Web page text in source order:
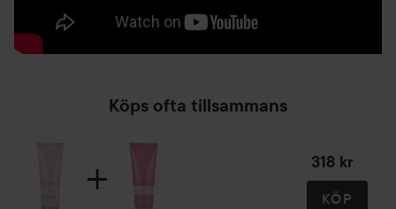
Köps ofta tillsammans
318 kr
KÖP